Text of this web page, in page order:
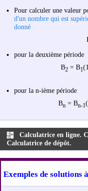
Pour calculer une valeur
d'un nombre qui est
donné
pour la deuxième période
B2= B1
pour la n-ième période
Bn = Bn-1
Calculatrice en ligne.
Calculatrice de dépôt.
Exemples de solutions